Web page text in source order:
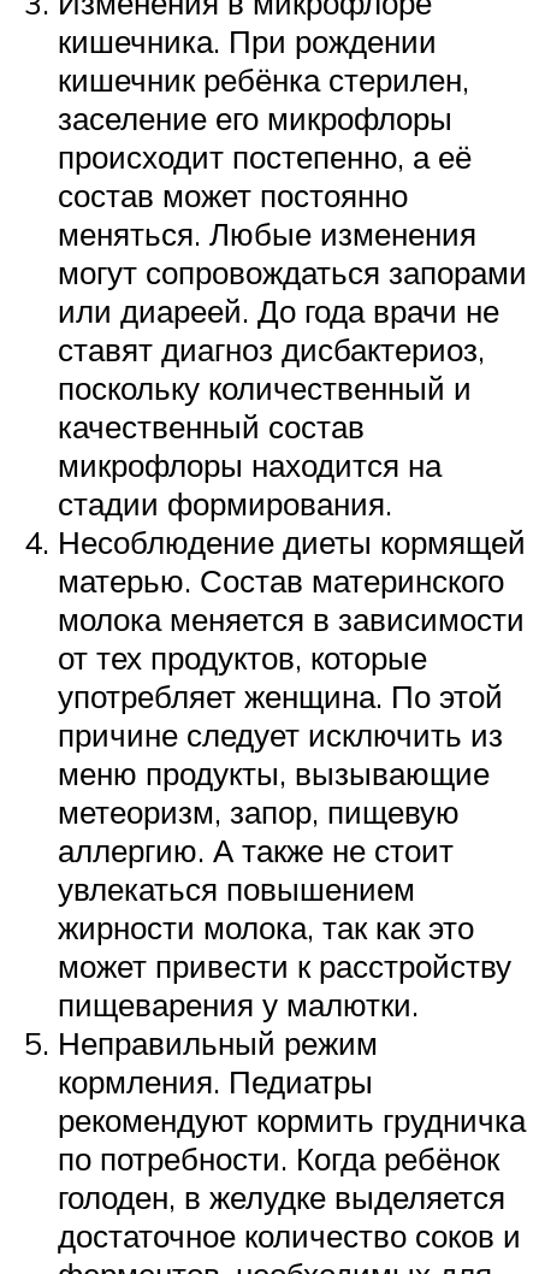
кишечника. При рождении
кишечник ребёнка стерилен,
заселение его микрофлоры
происходит постепенно, а её
состав может постоянно
меняться. Любые изменения
могут сопровождаться запорами
или диареей. До года врачи не
ставят диагноз дисбактериоз,
поскольку количественный и
качественный состав
микрофлоры находится на
стадии формирования.
Несоблюдение диеты кормящей
матерью. Состав материнского
молока меняется в зависимости
от тех продуктов, которые
употребляет женщина. По этой
причине следует исключить из
меню продукты, вызывающие
метеоризм, запор, пищевую
аллергию. А также не стоит
увлекаться повышением
жирности молока, так как это
может привести к расстройству
пищеварения у малютки.
Неправильный режим
кормления. Педиатры
рекомендуют кормить грудничка
по потребности. Когда ребёнок
голоден, в желудке выделяется
достаточное количество соков и